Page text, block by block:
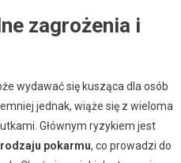
zagrożenia i
wydawać się kusząca dla osób
jednak, wiąże się z wieloma
Głównym ryzykiem jest
pokarmu, co prowadzi do